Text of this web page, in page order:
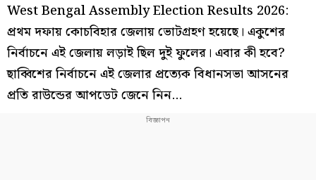
West Bengal Assembly Election Results 2026:
প্রথম দফায় কোচবিহার জেলায় ভোটগ্রহণ হয়েছে। একুশের
নির্বাচনে এই জেলায় লড়াই ছিল দুই ফুলের। এবার কী হবে?
ছাব্বিশের নির্বাচনে এই জেলার প্রত্যেক বিধানসভা আসনের
প্রতি রাউন্ডের আপডেট জেনে নিন...